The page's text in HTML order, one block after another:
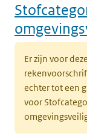
Er zijn voor
echter tot een
voor